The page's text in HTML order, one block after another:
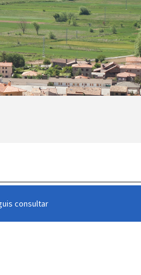
consultar